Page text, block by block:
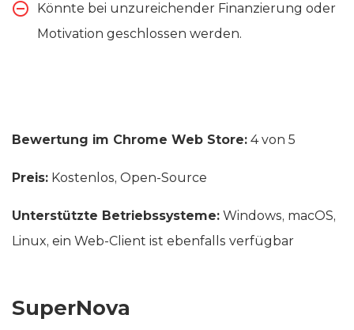
Könnte bei unzureichender Finanzierung oder
Motivation geschlossen werden.
Bewertung im Chrome Web Store: 4 von 5
Preis: Kostenlos, Open-Source
Unterstützte Betriebssysteme: Windows, macOS,
Linux, ein Web-Client ist ebenfalls verfügbar
SuperNova